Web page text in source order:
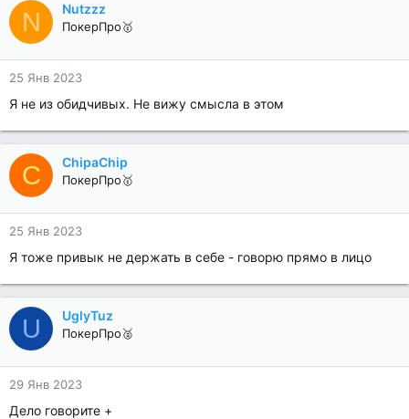
N Nutzzz
ПокерПро🥇
25 Янв 2023
Я не из обидчивых. Не вижу смысла в этом
C ChipaChip
ПокерПро🥇
25 Янв 2023
Я тоже привык не держать в себе - говорю прямо в лицо
U UglyTuz
ПокерПро🥈
29 Янв 2023
Дело говорите +